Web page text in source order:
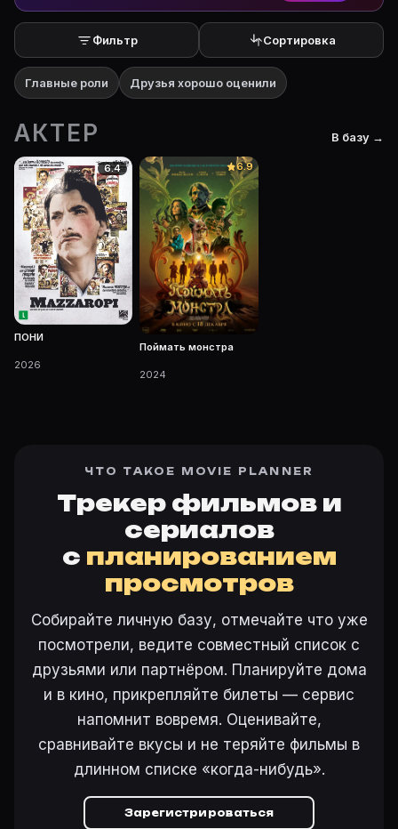
Фильтр Сортировка
Главные роли Друзья хорошо оценили
АКТЕР В базу →
6.4
ПОНИ
2026
6.9
Поймать монстра
2024
ЧТО ТАКОЕ MOVIE PLANNER
Трекер фильмов и
сериалов
с планированием
просмотров
Собирайте личную базу, отмечайте что уже
посмотрели, ведите совместный список с
друзьями или партнёром. Планируйте дома
и в кино, прикрепляйте билеты — сервис
напомнит вовремя. Оценивайте,
сравнивайте вкусы и не теряйте фильмы в
длинном списке «когда-нибудь».
Зарегистрироваться